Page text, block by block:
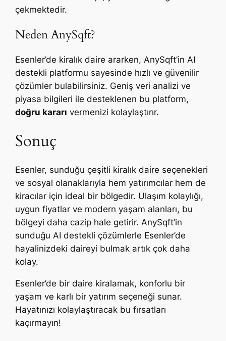
çekmektedir.
Neden AnySqft?
Esenler’de kiralık daire ararken, AnySqft’in AI
destekli platformu sayesinde hızlı ve güvenilir
çözümler bulabilirsiniz. Geniş veri analizi ve
piyasa bilgileri ile desteklenen bu platform,
doğru kararı vermenizi kolaylaştırır.
Sonuç
Esenler, sunduğu çeşitli kiralık daire seçenekleri
ve sosyal olanaklarıyla hem yatırımcılar hem de
kiracılar için ideal bir bölgedir. Ulaşım kolaylığı,
uygun fiyatlar ve modern yaşam alanları, bu
bölgeyi daha cazip hale getirir. AnySqft’in
sunduğu AI destekli çözümlerle Esenler’de
hayalinizdeki daireyi bulmak artık çok daha
kolay.
Esenler’de bir daire kiralamak, konforlu bir
yaşam ve karlı bir yatırım seçeneği sunar.
Hayatınızı kolaylaştıracak bu fırsatları
kaçırmayın!